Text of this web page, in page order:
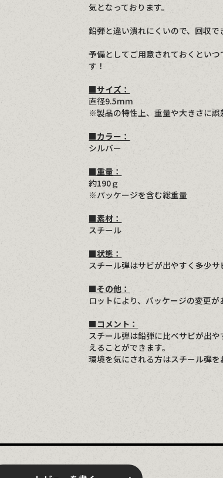
気となっております。
鉛弾と違い潰れにくいので、回収で
予備としてご用意されておくとい
す！
■サイズ：
直径9.5ｍｍ
※製品の特性上、重量や大きさに誤
■カラー：
シルバー
■重量：
約190ｇ
※パッケージを含む総重量
■素材：
スチール
■状態：
スチール弾はサビが出やすく多少サ
■その他：
ロットにより、パッケージの変更が
■コメント：
スチール弾は鉛弾に比べサビが出
えることができます。
環境を気にされる方はスチール弾を